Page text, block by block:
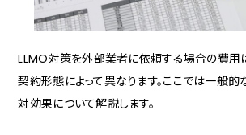
LLMO対策を外部業者に依頼する場合の費用
契約形態によって異なります。ここでは一般的
対効果について解説します。